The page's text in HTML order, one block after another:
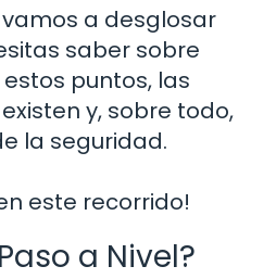
a desglosar
saber sobre
puntos, las
y, sobre todo,
la seguridad.
este recorrido!
a Nivel?